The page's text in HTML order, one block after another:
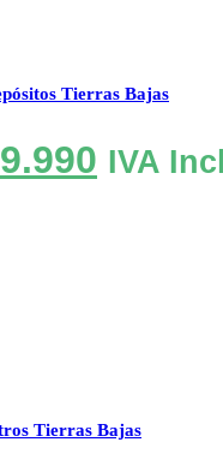
Tierras Bajas
El
precio
IVA
Tierras Bajas